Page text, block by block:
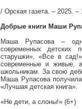
/ Орская газета. – 2025.
Добрые книги Маши
Маша Рупасова –
современных детских
старушки», «Все в
современные и живые,
школьникам. За свою
Маша Рупасова
«Лучшая детская книга».
«Не дети, а слоны!» (6+)